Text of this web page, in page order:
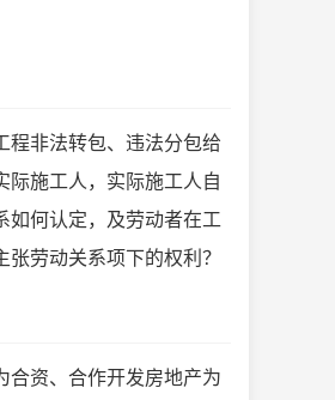
程非法转包、违法分包给
际施工人，实际施工人自
如何认定，及劳动者在工
劳动关系项下的权利？
合资、合作开发房地产为